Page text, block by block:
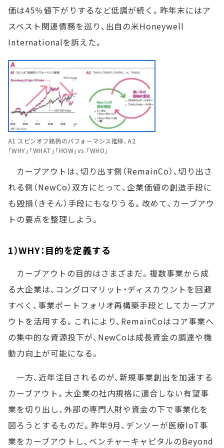
価は45％値下がりするなど低調が続く。昨年末にはア
スベスト関連債務を巡り、出自の米Honeywell
Internationalを訴えた。
A1 スピンオフ銘柄のパフォーマンス推移、A2
「WHY」「WHAT」「HOW」vs.「WHO」
カーブアウトは、切り出す側（RemainCo）、切り出さ
れる側（NewCo）双方にとって、企業価値の創造手段に
も毀損（きそん）手段にもなりうる。改めて、カーブアウ
トの要点を整理しよう。
1）WHY：目的を定義する
カーブアウトの目的はさまざまだ。複数事業から成
る大企業は、コングロマリット・ディスカウントを回避
すべく、事業ポートフォリオ再構築手段としてカーブア
ウトを活用する。これにより、RemainCoはコア事業へ
の集中的な資源投下が、NewCoは成長資金の調達や機
動力向上が可能になる。
一方、近年注目されるのが、新規事業創出を加速する
カーブアウト。大企業の社内規格に適合しない有望事
業を切り出し、外部の専門人財や資金の下で事業化を
図ろうとするものだ。昨年9月、デンソーが医療IoT事
業をカーブアウトし、ベンチャーキャピタルのBeyond